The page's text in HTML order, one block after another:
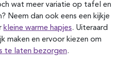
wat meer variatie op tafel en
Neem dan ook eens een kijkje
kleine warme hapjes. Uiteraard
maken en ervoor kiezen om
te laten bezorgen.